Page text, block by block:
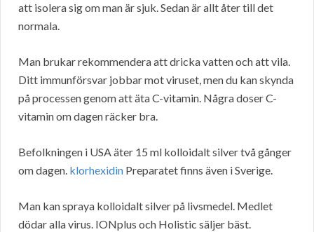
att isolera sig om man är sjuk. Sedan är allt åter till det
normala.
Man brukar rekommendera att dricka vatten och att vila.
Ditt immunförsvar jobbar mot viruset, men du kan skynda
på processen genom att äta C-vitamin. Några doser C-
vitamin om dagen räcker bra.
Befolkningen i USA äter 15 ml kolloidalt silver två gånger
om dagen. klorhexidin Preparatet finns även i Sverige.
Man kan spraya kolloidalt silver på livsmedel. Medlet
dödar alla virus. IONplus och Holistic säljer bäst.